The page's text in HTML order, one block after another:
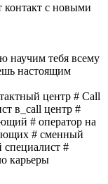
контакт с новыми
научим тебя всему
настоящим
центр # Сall
в_call центр #
# оператор на
# сменный
специалист #
карьеры